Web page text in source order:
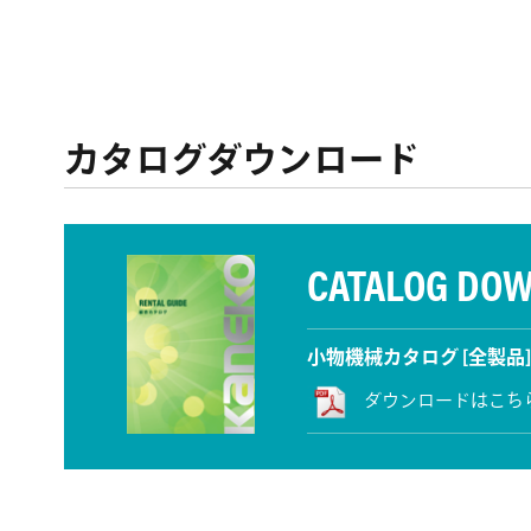
カタログダウンロード
CATALOG
小物機械カタログ [全製品]
ダウンロードはこち